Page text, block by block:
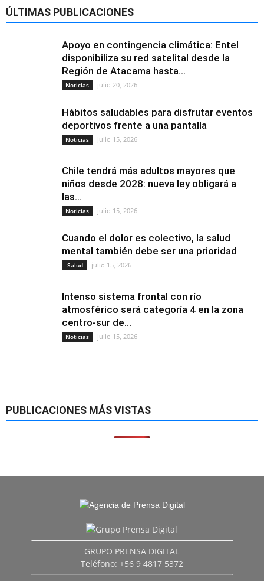
ÚLTIMAS PUBLICACIONES
Apoyo en contingencia climática: Entel
disponibiliza su red satelital desde la
Región de Atacama hasta...
Noticias julio 20, 2026
Hábitos saludables para disfrutar eventos
deportivos frente a una pantalla
Noticias julio 15, 2026
Chile tendrá más adultos mayores que
niños desde 2028: nueva ley obligará a
las...
Noticias julio 15, 2026
Cuando el dolor es colectivo, la salud
mental también debe ser una prioridad
Salud julio 15, 2026
Intenso sistema frontal con río
atmosférico será categoría 4 en la zona
centro-sur de...
Noticias julio 15, 2026
—
PUBLICACIONES MÁS VISTAS
GRUPO PRENSA DIGITAL
Teléfono: +56 9 4817 5372